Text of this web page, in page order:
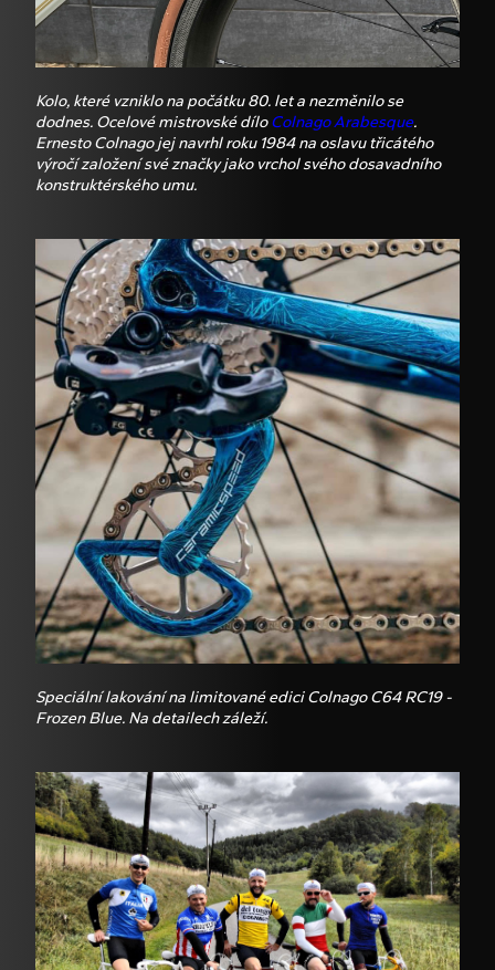
Kolo, které vzniklo na počátku 80. let a nezměnilo se
dodnes. Ocelové mistrovské díloColnago Arabesque.
Ernesto Colnago jej navrhl roku 1984 na oslavu třicátého
výročí založení své značky jako vrchol svého dosavadního
konstruktérského umu.
Speciální lakování na limitované edici Colnago C64 RC19 -
Frozen Blue. Na detailech záleží.